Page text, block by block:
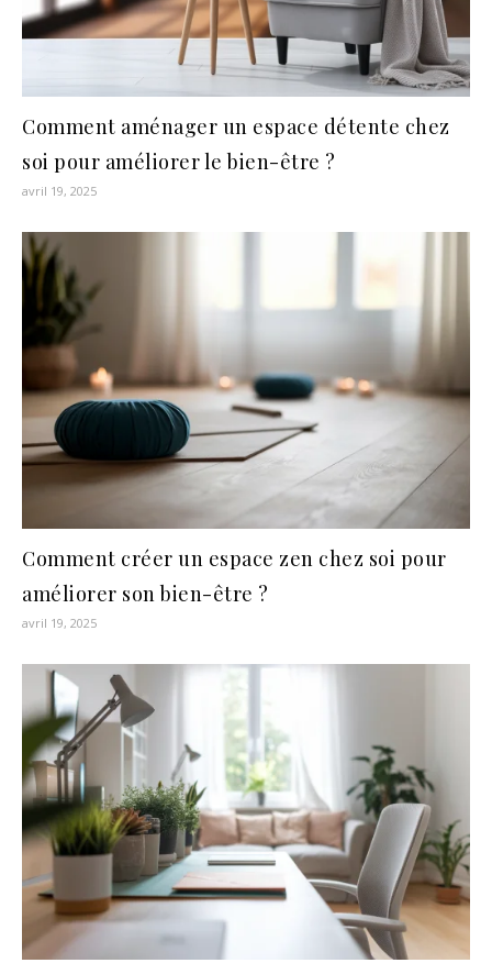
Comment aménager un espace détente chez
soi pour améliorer le bien-être ?
avril 19, 2025
Comment créer un espace zen chez soi pour
améliorer son bien-être ?
avril 19, 2025